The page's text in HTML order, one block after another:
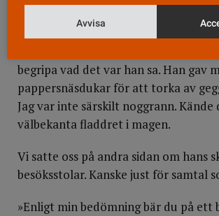
olika färger på olika höjd. Om jag
begripa vad det var han sa. Han gav
pappersnäsdukar för att torka av
Jag var inte särskilt noggrann. Kände
välbekanta fladdret i magen.
Vi satte oss på andra sidan om hans
besöksstolar. Kanske just för samtal
»Enligt min bedömning bär du på ett
Avvisa